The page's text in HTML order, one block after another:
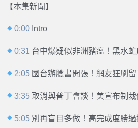
【本集新聞】
0:00 Intro
0:31 台中爆疑似非洲豬瘟！黑水
2:05 國台辦臉書開張！網友狂刷
3:35 取消與普丁會談！美宣布制
5:05 別再盲目多做！高完成度勝過